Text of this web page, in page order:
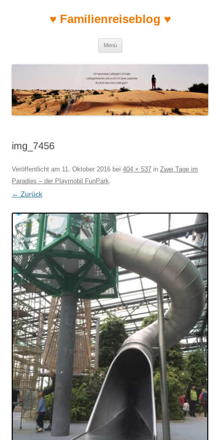
♥ Familienreiseblog ♥
Menü
img_7456
Veröffentlicht am 11. Oktober 2016 bei 404 × 537 in Zwei Tage im
Paradies – der Playmobil FunPark.
← Zurück